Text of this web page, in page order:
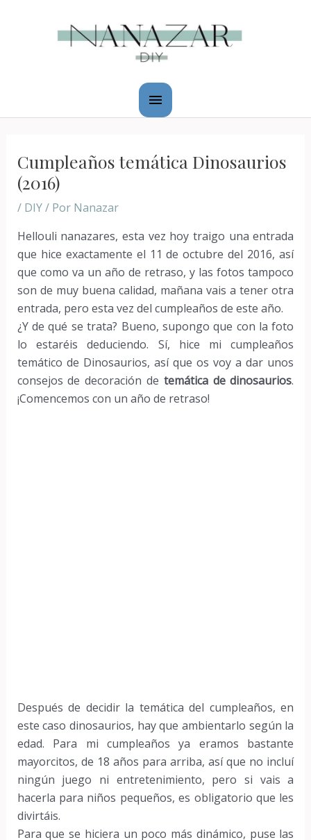
principal
Cumpleaños temática Dinosaurios
(2016)
/ DIY/ Por Nanazar
Hellouli nanazares, esta vez hoy traigo una entrada
que hice exactamente el 11 de octubre del 2016, así
que como va un año de retraso, y las fotos tampoco
son de muy buena calidad, mañana vais a tener otra
entrada, pero esta vez del cumpleaños de este año.
¿Y de qué se trata? Bueno, supongo que con la foto
lo estaréis deduciendo. Sí, hice mi cumpleaños
temático de Dinosaurios, así que os voy a dar unos
consejos de decoración de temática de dinosaurios.
¡Comencemos con un año de retraso!
Después de decidir la temática del cumpleaños, en
este caso dinosaurios, hay que ambientarlo según la
edad. Para mi cumpleaños ya eramos bastante
mayorcitos, de 18 años para arriba, así que no incluí
ningún juego ni entretenimiento, pero si vais a
hacerla para niños pequeños, es obligatorio que les
divirtáis.
Para que se hiciera un poco más dinámico, puse las
entradas